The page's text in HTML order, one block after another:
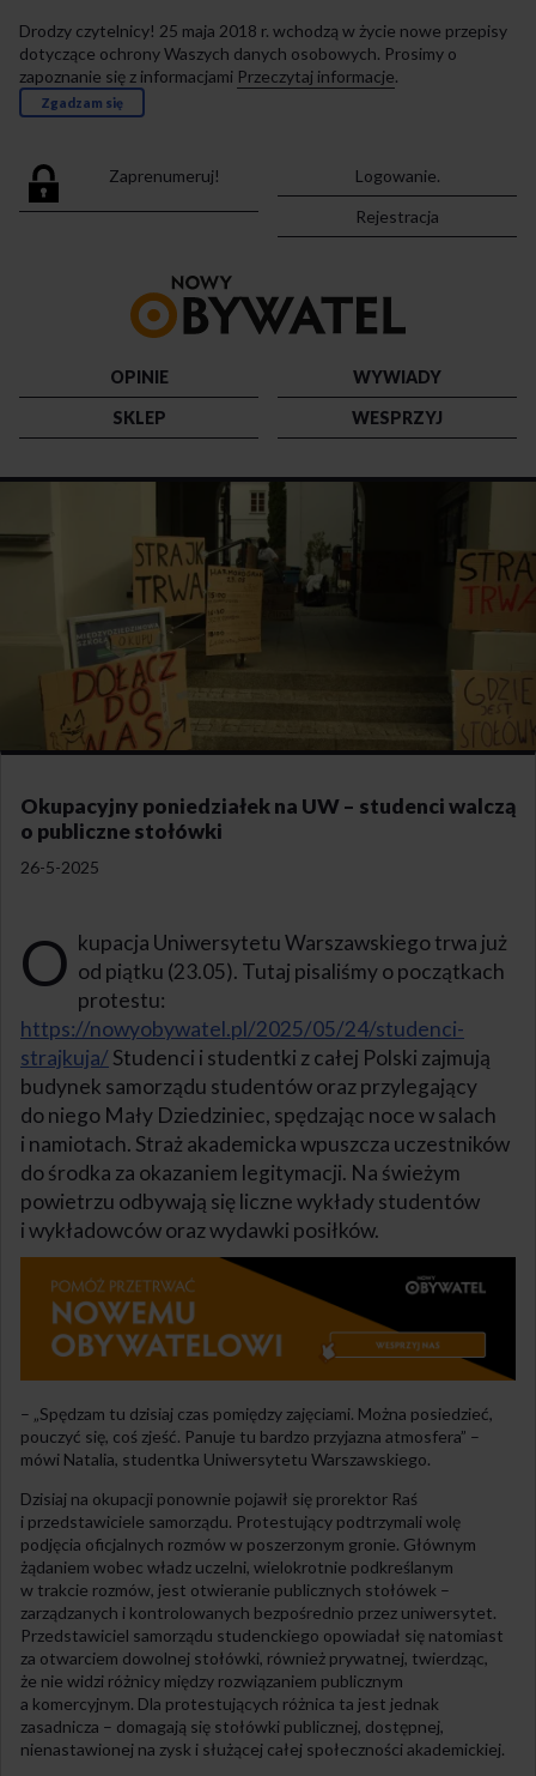
Drodzy czytelnicy! 25 maja 2018 r. wchodzą w życie nowe przepisy
dotyczące ochrony Waszych danych osobowych. Prosimy o
zapoznanie się z informacjami Przeczytaj informacje.
Zgadzam się
Zaprenumeruj!
Logowanie.
Rejestracja
strony
OPINIE
WYWIADY
SKLEP
WESPRZYJ
Okupacyjny poniedziałek na UW – studenci walczą
o publiczne stołówki
26-5-2025
O kupacja Uniwersytetu Warszawskiego trwa już
od piątku (23.05). Tutaj pisaliśmy o początkach
protestu:
https://nowyobywatel.pl/2025/05/24/studenci-
strajkuja/ Studenci i studentki z całej Polski zajmują
budynek samorządu studentów oraz przylegający
do niego Mały Dziedziniec, spędzając noce w salach
i namiotach. Straż akademicka wpuszcza uczestników
do środka za okazaniem legitymacji. Na świeżym
powietrzu odbywają się liczne wykłady studentów
i wykładowców oraz wydawki posiłków.
– „Spędzam tu dzisiaj czas pomiędzy zajęciami. Można posiedzieć,
pouczyć się, coś zjeść. Panuje tu bardzo przyjazna atmosfera” –
mówi Natalia, studentka Uniwersytetu Warszawskiego.
Dzisiaj na okupacji ponownie pojawił się prorektor Raś
i przedstawiciele samorządu. Protestujący podtrzymali wolę
podjęcia oficjalnych rozmów w poszerzonym gronie. Głównym
żądaniem wobec władz uczelni, wielokrotnie podkreślanym
w trakcie rozmów, jest otwieranie publicznych stołówek –
zarządzanych i kontrolowanych bezpośrednio przez uniwersytet.
Przedstawiciel samorządu studenckiego opowiadał się natomiast
za otwarciem dowolnej stołówki, również prywatnej, twierdząc,
że nie widzi różnicy między rozwiązaniem publicznym
a komercyjnym. Dla protestujących różnica ta jest jednak
zasadnicza – domagają się stołówki publicznej, dostępnej,
nienastawionej na zysk i służącej całej społeczności akademickiej.